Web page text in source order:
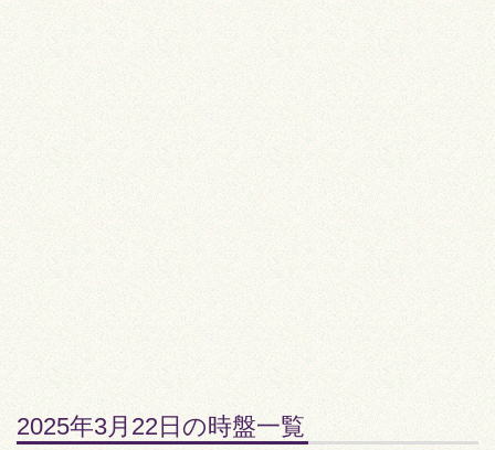
2025年3月22日の時盤一覧